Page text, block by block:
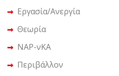
Εργασία/Ανεργία
Θεωρία
ΝΑΡ-νΚΑ
Περιβάλλον